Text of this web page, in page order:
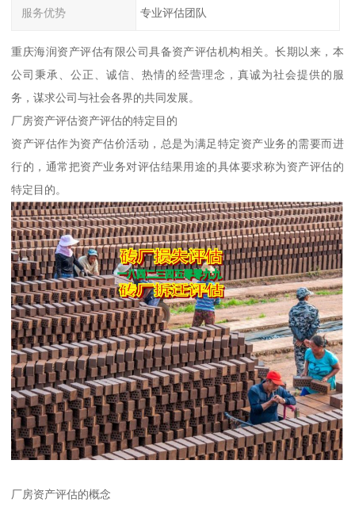
服务优势 专业评估团队
重庆海润资产评估有限公司具备资产评估机构相关。长期以来，本
公司秉承、公正、诚信、热情的经营理念，真诚为社会提供的服
务，谋求公司与社会各界的共同发展。
厂房资产评估资产评估的特定目的
资产评估作为资产估价活动，总是为满足特定资产业务的需要而进
行的，通常把资产业务对评估结果用途的具体要求称为资产评估的
特定目的。
厂房资产评估的概念